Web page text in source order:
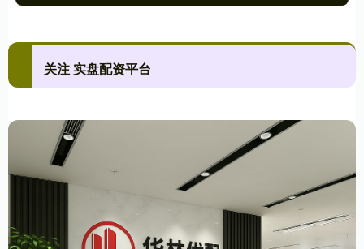
关注 实盘配资平台